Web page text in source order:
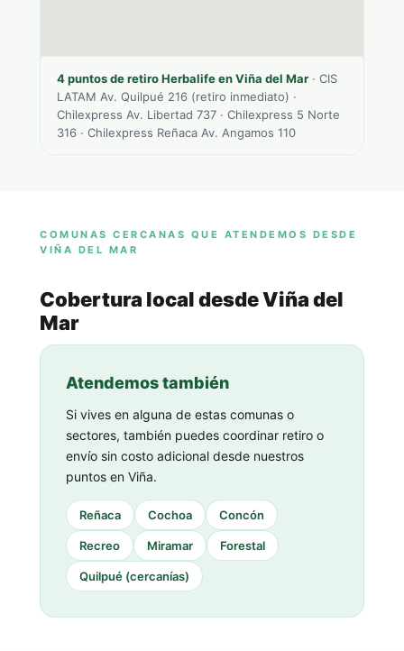
4 puntos de retiro Herbalife en Viña del Mar · CIS
LATAM Av. Quilpué 216 (retiro inmediato) ·
Chilexpress Av. Libertad 737 · Chilexpress 5 Norte
316 · Chilexpress Reñaca Av. Angamos 110
COMUNAS CERCANAS QUE ATENDEMOS DESDE
VIÑA DEL MAR
Cobertura local desde Viña del
Mar
Atendemos también
Si vives en alguna de estas comunas o
sectores, también puedes coordinar retiro o
envío sin costo adicional desde nuestros
puntos en Viña.
Reñaca Cochoa Concón
Recreo Miramar Forestal
Quilpué (cercanías)